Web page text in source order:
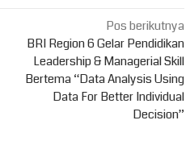
Pos berikutnya
BRI Region 6 Gelar Pendidikan
Leadership & Managerial Skill
Bertema “Data Analysis Using
Data For Better Individual
Decision”